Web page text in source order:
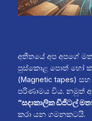
අතීතයේ අප අපගේ
පුස්කොළ පොත් හෝ
(Magnetic tapes)
පරිණාමය විය. නමුත්
“සදාකාලික ඩිජිටල්
කරා යන ගමනකටයි.